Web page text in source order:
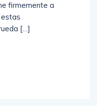
firmemente a
estas
[…]